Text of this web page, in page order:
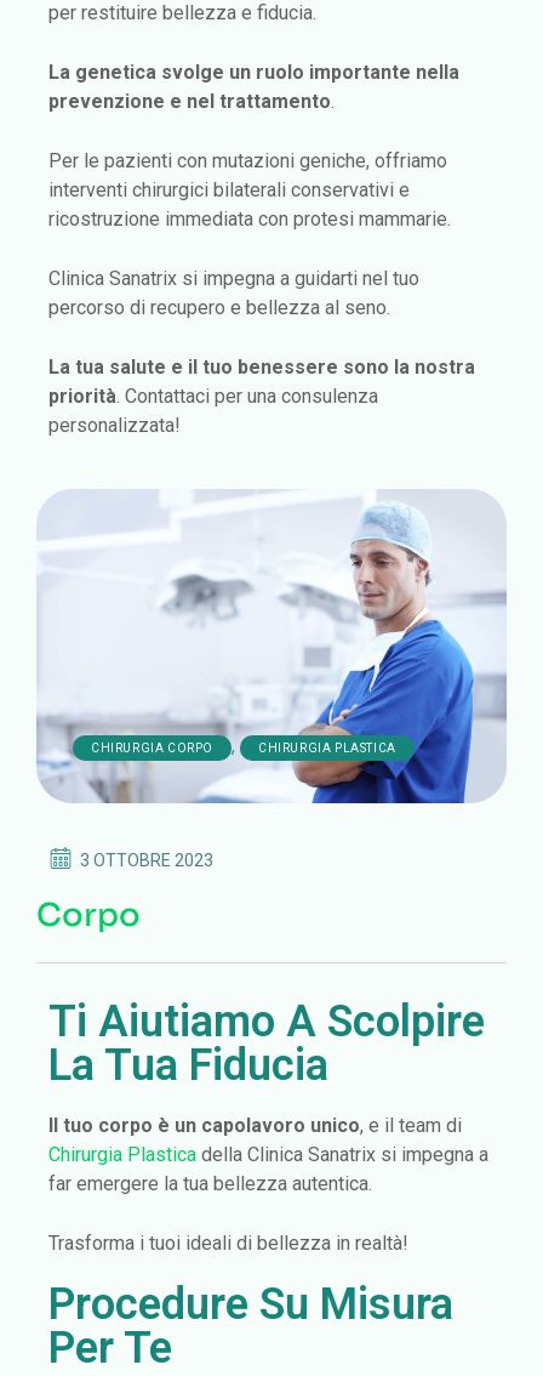
per restituire bellezza e fiducia.
La genetica svolge un ruolo importante nella
prevenzione e nel trattamento.
Per le pazienti con mutazioni geniche, offriamo
interventi chirurgici bilaterali conservativi e
ricostruzione immediata con protesi mammarie.
Clinica Sanatrix si impegna a guidarti nel tuo
percorso di recupero e bellezza al seno.
La tua salute e il tuo benessere sono la nostra
priorità. Contattaci per una consulenza
personalizzata!
CHIRURGIA CORPO , CHIRURGIA PLASTICA
3 OTTOBRE 2023
Corpo
Ti Aiutiamo A Scolpire
La Tua Fiducia
Il tuo corpo è un capolavoro unico, e il team di
Chirurgia Plastica della Clinica Sanatrix si impegna a
far emergere la tua bellezza autentica.
Trasforma i tuoi ideali di bellezza in realtà!
Procedure Su Misura
Per Te